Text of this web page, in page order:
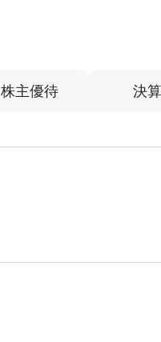
株主優待 決算